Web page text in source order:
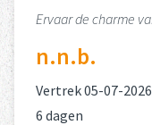
Ervaar de charme
n.n.b.
Vertrek 05-07-2026
6 dagen